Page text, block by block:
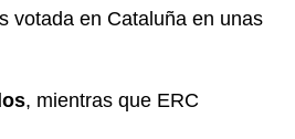
votada en Cataluña en unas
, mientras que ERC